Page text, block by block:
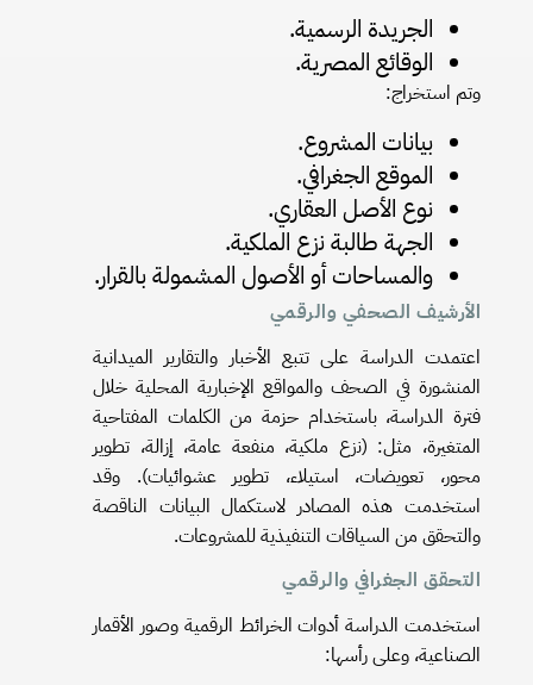
الجريدة الرسمية.
الوقائع المصرية.
وتم استخراج:
بيانات المشروع.
الموقع الجغرافي.
نوع الأصل العقاري.
الجهة طالبة نزع الملكية.
والمساحات أو الأصول المشمولة بالقرار.
الأرشيف الصحفي والرقمي
اعتمدت الدراسة على تتبع الأخبار والتقارير الميدانية
المنشورة في الصحف والمواقع الإخبارية المحلية خلال
فترة الدراسة، باستخدام حزمة من الكلمات المفتاحية
المتغيرة، مثل: (نزع ملكية، منفعة عامة، إزالة، تطوير
محور، تعويضات، استيلاء، تطوير عشوائيات). وقد
استخدمت هذه المصادر لاستكمال البيانات الناقصة
والتحقق من السياقات التنفيذية للمشروعات.
التحقق الجغرافي والرقمي
استخدمت الدراسة أدوات الخرائط الرقمية وصور الأقمار
الصناعية، وعلى رأسها: